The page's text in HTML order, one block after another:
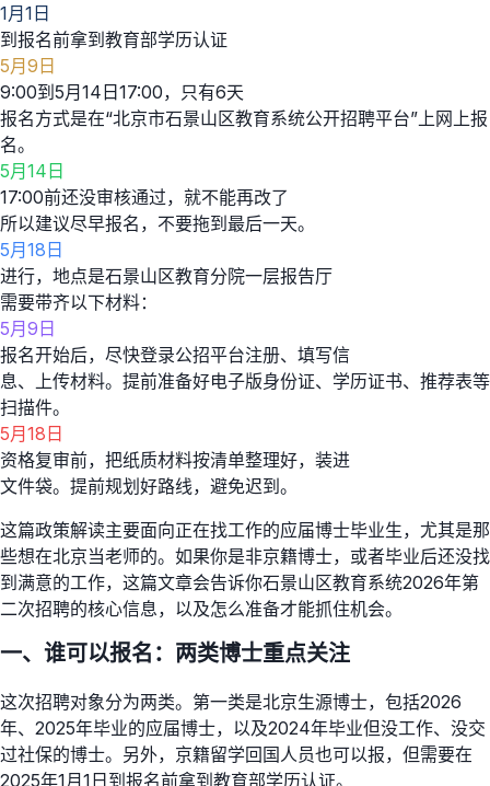
1月1日
到报名前拿到教育部学历认证
5月9日
9:00到5月14日17:00，只有6天
报名方式是在“北京市石景山区教育系统公开招聘平台”上网上报
名。
5月14日
17:00前还没审核通过，就不能再改了
所以建议尽早报名，不要拖到最后一天。
5月18日
进行，地点是石景山区教育分院一层报告厅
需要带齐以下材料：
5月9日
报名开始后，尽快登录公招平台注册、填写信
息、上传材料。提前准备好电子版身份证、学历证书、推荐表等
扫描件。
5月18日
资格复审前，把纸质材料按清单整理好，装进
文件袋。提前规划好路线，避免迟到。
这篇政策解读主要面向正在找工作的应届博士毕业生，尤其是那
些想在北京当老师的。如果你是非京籍博士，或者毕业后还没找
到满意的工作，这篇文章会告诉你石景山区教育系统2026年第
二次招聘的核心信息，以及怎么准备才能抓住机会。
一、谁可以报名：两类博士重点关注
这次招聘对象分为两类。第一类是北京生源博士，包括2026
年、2025年毕业的应届博士，以及2024年毕业但没工作、没交
过社保的博士。另外，京籍留学回国人员也可以报，但需要在
2025年1月1日到报名前拿到教育部学历认证。